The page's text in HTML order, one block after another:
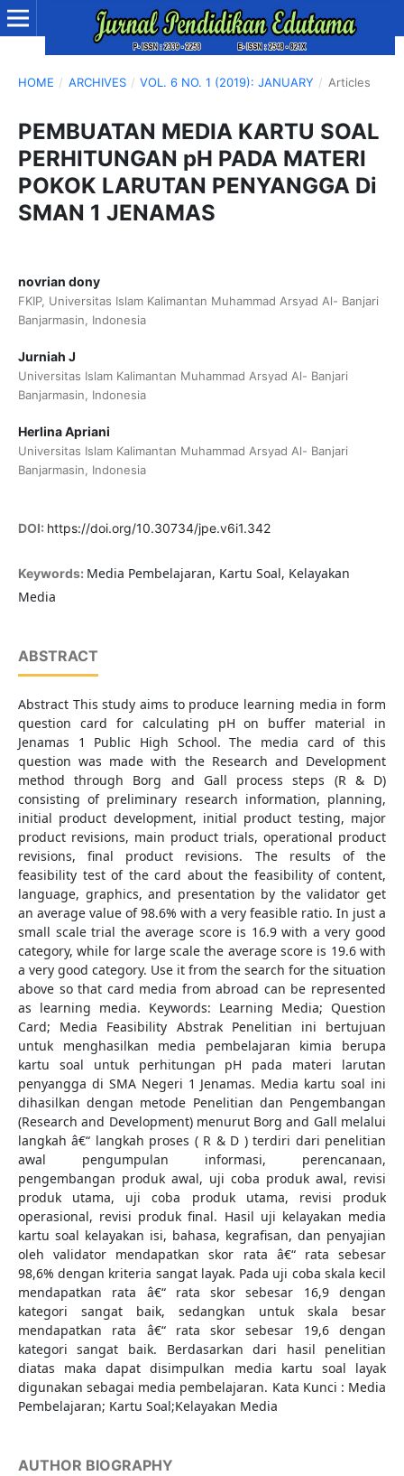
HOME / ARCHIVES / VOL. 6 NO. 1 (2019): JANUARY / Articles
PEMBUATAN MEDIA KARTU SOAL
PERHITUNGAN pH PADA MATERI
POKOK LARUTAN PENYANGGA Di
SMAN 1 JENAMAS
novrian dony
FKIP, Universitas Islam Kalimantan Muhammad Arsyad Al- Banjari
Banjarmasin, Indonesia
Jurniah J
Universitas Islam Kalimantan Muhammad Arsyad Al- Banjari
Banjarmasin, Indonesia
Herlina Apriani
Universitas Islam Kalimantan Muhammad Arsyad Al- Banjari
Banjarmasin, Indonesia
DOI: https://doi.org/10.30734/jpe.v6i1.342
Keywords: Media Pembelajaran, Kartu Soal, Kelayakan
Media
ABSTRACT
Abstract This study aims to produce learning media in form
question card for calculating pH on buffer material in
Jenamas 1 Public High School. The media card of this
question was made with the Research and Development
method through Borg and Gall process steps (R & D)
consisting of preliminary research information, planning,
initial product development, initial product testing, major
product revisions, main product trials, operational product
revisions, final product revisions. The results of the
feasibility test of the card about the feasibility of content,
language, graphics, and presentation by the validator get
an average value of 98.6% with a very feasible ratio. In just a
small scale trial the average score is 16.9 with a very good
category, while for large scale the average score is 19.6 with
a very good category. Use it from the search for the situation
above so that card media from abroad can be represented
as learning media. Keywords: Learning Media; Question
Card; Media Feasibility Abstrak Penelitian ini bertujuan
untuk menghasilkan media pembelajaran kimia berupa
kartu soal untuk perhitungan pH pada materi larutan
penyangga di SMA Negeri 1 Jenamas. Media kartu soal ini
dihasilkan dengan metode Penelitian dan Pengembangan
(Research and Development) menurut Borg and Gall melalui
langkah â€“ langkah proses ( R & D ) terdiri dari penelitian
awal pengumpulan informasi, perencanaan,
pengembangan produk awal, uji coba produk awal, revisi
produk utama, uji coba produk utama, revisi produk
operasional, revisi produk final. Hasil uji kelayakan media
kartu soal kelayakan isi, bahasa, kegrafisan, dan penyajian
oleh validator mendapatkan skor rata â€“ rata sebesar
98,6% dengan kriteria sangat layak. Pada uji coba skala kecil
mendapatkan rata â€“ rata skor sebesar 16,9 dengan
kategori sangat baik, sedangkan untuk skala besar
mendapatkan rata â€“ rata skor sebesar 19,6 dengan
kategori sangat baik. Berdasarkan dari hasil penelitian
diatas maka dapat disimpulkan media kartu soal layak
digunakan sebagai media pembelajaran. Kata Kunci : Media
Pembelajaran; Kartu Soal;Kelayakan Media
AUTHOR BIOGRAPHY